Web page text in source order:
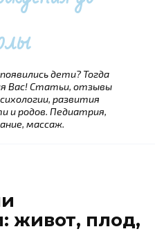
дети? Тогда
Вас! Статьи, отзывы
развития
и родов. Педиатрия,
массаж.
живот, плод,